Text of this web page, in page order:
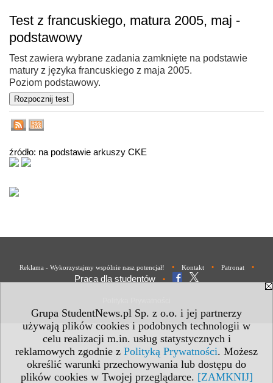
Grupa StudentNews.pl Sp. z o.o. i jej partnerzy
używają plików cookies i podobnych technologii w
celu realizacji m.in. usług statystycznych i
reklamowych zgodnie z Polityką Prywatności. Możesz
określić warunki przechowywania lub dostępu do
plików cookies w Twojej przeglądarce. [ZAMKNIJ]
Test z francuskiego, matura 2005, maj -
podstawowy
Test zawiera wybrane zadania zamknięte na podstawie
matury z języka francuskiego z maja 2005.
Poziom podstawowy.
źródło: na podstawie arkuszy CKE
Reklama - Wykorzystajmy wspólnie nasz potencjał! • Kontakt • Patronat •
Praca dla studentów •